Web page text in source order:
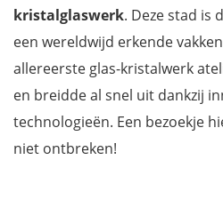
kristalglaswerk. Deze stad is
een wereldwijd erkende
allereerste glas-kristalwerk
en breidde al snel uit dankzij
technologieën. Een bezoekje
niet ontbreken!